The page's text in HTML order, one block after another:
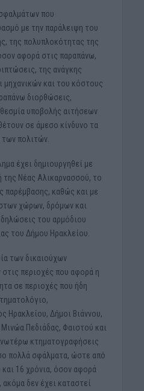
που
με την παράλειψη του
της πολυπλοκότητας της
αφορά στις παραπάνω,
της ανάγκης
και του κόστους
διορθώσεις,
υποβολής αιτήσεων
σε άμεσο κίνδυνο τα
των πολιτών.
έχει δημιουργηθεί με
της Νέας Αλικαρνασσού, το
παρέμβασης, καθώς και με
χώρων, δρόμων και
του αρμόδιου
του Δήμου Ηρακλείου.
των δικαιούχων
περιοχές που αφορά η
σε περιοχές που ήδη
Ηρακλείου, Δήμοι Βιάννου,
Πεδιάδας, Φαιστού και
κτηματογραφήσεις
πολλά σφάλματα, ώστε από
16 χρόνια, όσον αφορά
δεν έχει καταστεί